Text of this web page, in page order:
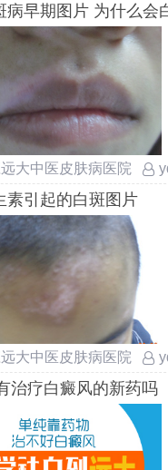
病早期图片 为什么会
大中医皮肤病医院
素引起的白斑图片
大中医皮肤病医院
治疗白癜风的新药吗